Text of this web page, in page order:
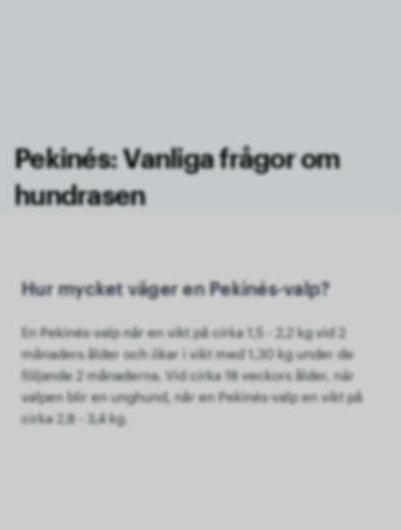
Pekinés: Vanliga frågor om
hundrasen
Hur mycket väger en Pekinés-valp?
En Pekinés-valp når en vikt på cirka 1,5 - 2,2 kg vid 2
månaders ålder och ökar i vikt med 1,30 kg under de
följande 2 månaderna. Vid cirka 18 veckors ålder, när
valpen blir en unghund, når en Pekinés-valp en vikt på
cirka 2,8 - 3,4 kg.